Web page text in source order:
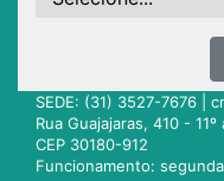
SEDE: (31) 3527-7676 |
Rua Guajajaras, 410 -
CEP 30180-912
Funcionamento: